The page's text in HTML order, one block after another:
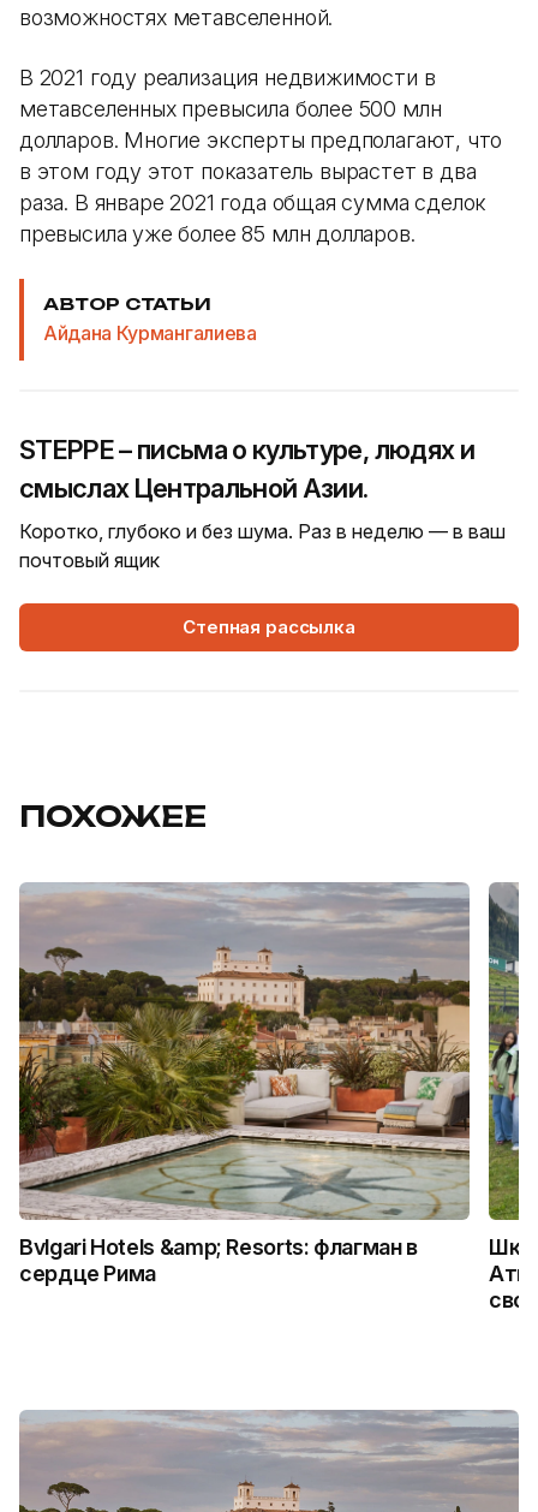
возможностях метавселенной.
В 2021 году реализация недвижимости в
метавселенных превысила более 500 млн
долларов. Многие эксперты предполагают, что
в этом году этот показатель вырастет в два
раза. В январе 2021 года общая сумма сделок
превысила уже более 85 млн долларов.
АВТОР СТАТЬИ
Айдана Курмангалиева
STEPPE – письма о культуре, людях и
смыслах Центральной Азии.
Коротко, глубоко и без шума. Раз в неделю — в ваш
почтовый ящик
Степная рассылка
ПОХОЖЕЕ
Bvlgari Hotels &amp; Resorts: флагман в
сердце Рима